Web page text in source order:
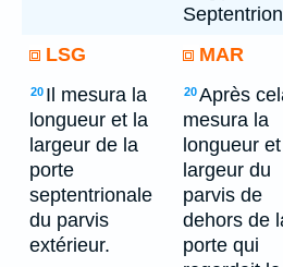
LSG MAR
20 Il mesura la
longueur et la
largeur de la
porte
septentrionale
du parvis
extérieur.
20Après
mesura la
longueur
largeur du
parvis de
dehors de
porte qui